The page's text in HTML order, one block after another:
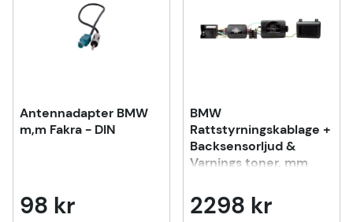
Antennadapter BMW
m,m Fakra - DIN
98 kr
BMW
Rattstyrningskablage +
Backsensorljud &
Varnings toner, mm
2298 kr